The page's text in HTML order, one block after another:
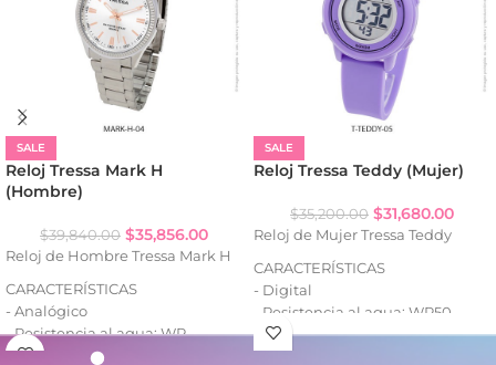
SALE
Reloj Tressa Mark H
(Hombre)
$39,840.00 $35,856.00
Reloj de Hombre Tressa Mark H
CARACTERÍSTICAS
- Analógico
- Resistencia al agua: WR
- Caja de metal
SALE
Reloj Tressa Teddy (Mujer)
$35,200.00 $31,680.00
Reloj de Mujer Tressa Teddy
CARACTERÍSTICAS
- Digital
- Resistencia al agua: WR50
- Luz backlight EL